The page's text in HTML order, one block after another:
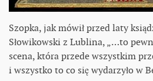
Szopka, jak mówił przed laty
Słowikowski z Lublina, „…to
scena, która przede wszystkim
i wszystko to co się wydarzyło w